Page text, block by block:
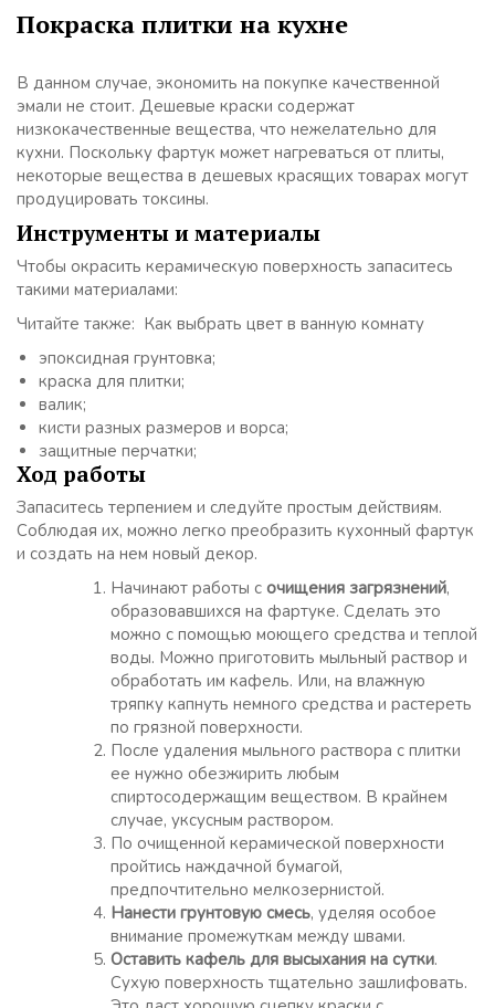
Покраска плитки на кухне
В данном случае, экономить на покупке качественной
эмали не стоит. Дешевые краски содержат
низкокачественные вещества, что нежелательно для
кухни. Поскольку фартук может нагреваться от плиты,
некоторые вещества в дешевых красящих товарах могут
продуцировать токсины.
Инструменты и материалы
Чтобы окрасить керамическую поверхность запаситесь
такими материалами:
Читайте также: Как выбрать цвет в ванную комнату
эпоксидная грунтовка;
краска для плитки;
валик;
кисти разных размеров и ворса;
защитные перчатки;
Ход работы
Запаситесь терпением и следуйте простым действиям.
Соблюдая их, можно легко преобразить кухонный фартук
и создать на нем новый декор.
Начинают работы с очищения загрязнений,
образовавшихся на фартуке. Сделать это
можно с помощью моющего средства и теплой
воды. Можно приготовить мыльный раствор и
обработать им кафель. Или, на влажную
тряпку капнуть немного средства и растереть
по грязной поверхности.
После удаления мыльного раствора с плитки
ее нужно обезжирить любым
спиртосодержащим веществом. В крайнем
случае, уксусным раствором.
По очищенной керамической поверхности
пройтись наждачной бумагой,
предпочтительно мелкозернистой.
Нанести грунтовую смесь, уделяя особое
внимание промежуткам между швами.
Оставить кафель для высыхания на сутки.
Сухую поверхность тщательно зашлифовать.